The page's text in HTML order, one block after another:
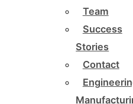
Team
Success
Stories
Contact